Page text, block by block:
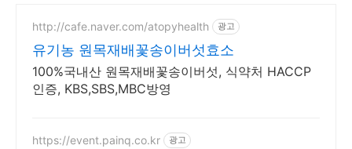
http://cafe.naver.com/atopyhealth 광고
유기농 원목재배꽃송이버섯효소
100%국내산 원목재배꽃송이버섯, 식약처 HACCP
인증, KBS,SBS,MBC방영
https://event.painq.co.kr 광고